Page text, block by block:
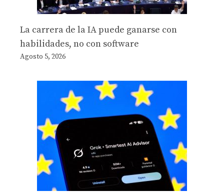
La carrera de la IA puede ganarse con
habilidades, no con software
Agosto 5, 2026